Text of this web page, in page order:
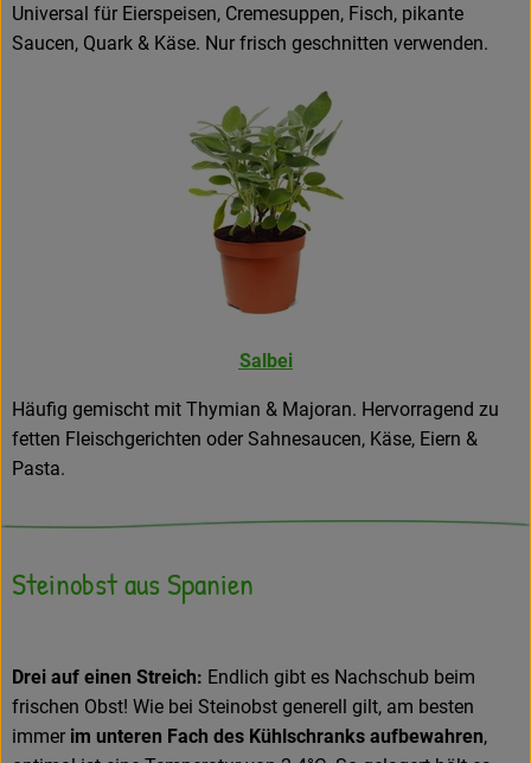
Universal für Eierspeisen, Cremesuppen, Fisch, pikante
Saucen, Quark & Käse. Nur frisch geschnitten verwenden.
Salbei
Häufig gemischt mit Thymian & Majoran. Hervorragend zu
fetten Fleischgerichten oder Sahnesaucen, Käse, Eiern &
Pasta.
Steinobst aus Spanien
Drei auf einen Streich: Endlich gibt es Nachschub beim
frischen Obst! Wie bei Steinobst generell gilt, am besten
immer im unteren Fach des Kühlschranks aufbewahren,